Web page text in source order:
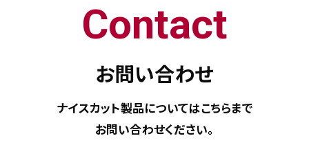
Contact
お問い合わせ
ナイスカット製品についてはこちらまで
お問い合わせください。